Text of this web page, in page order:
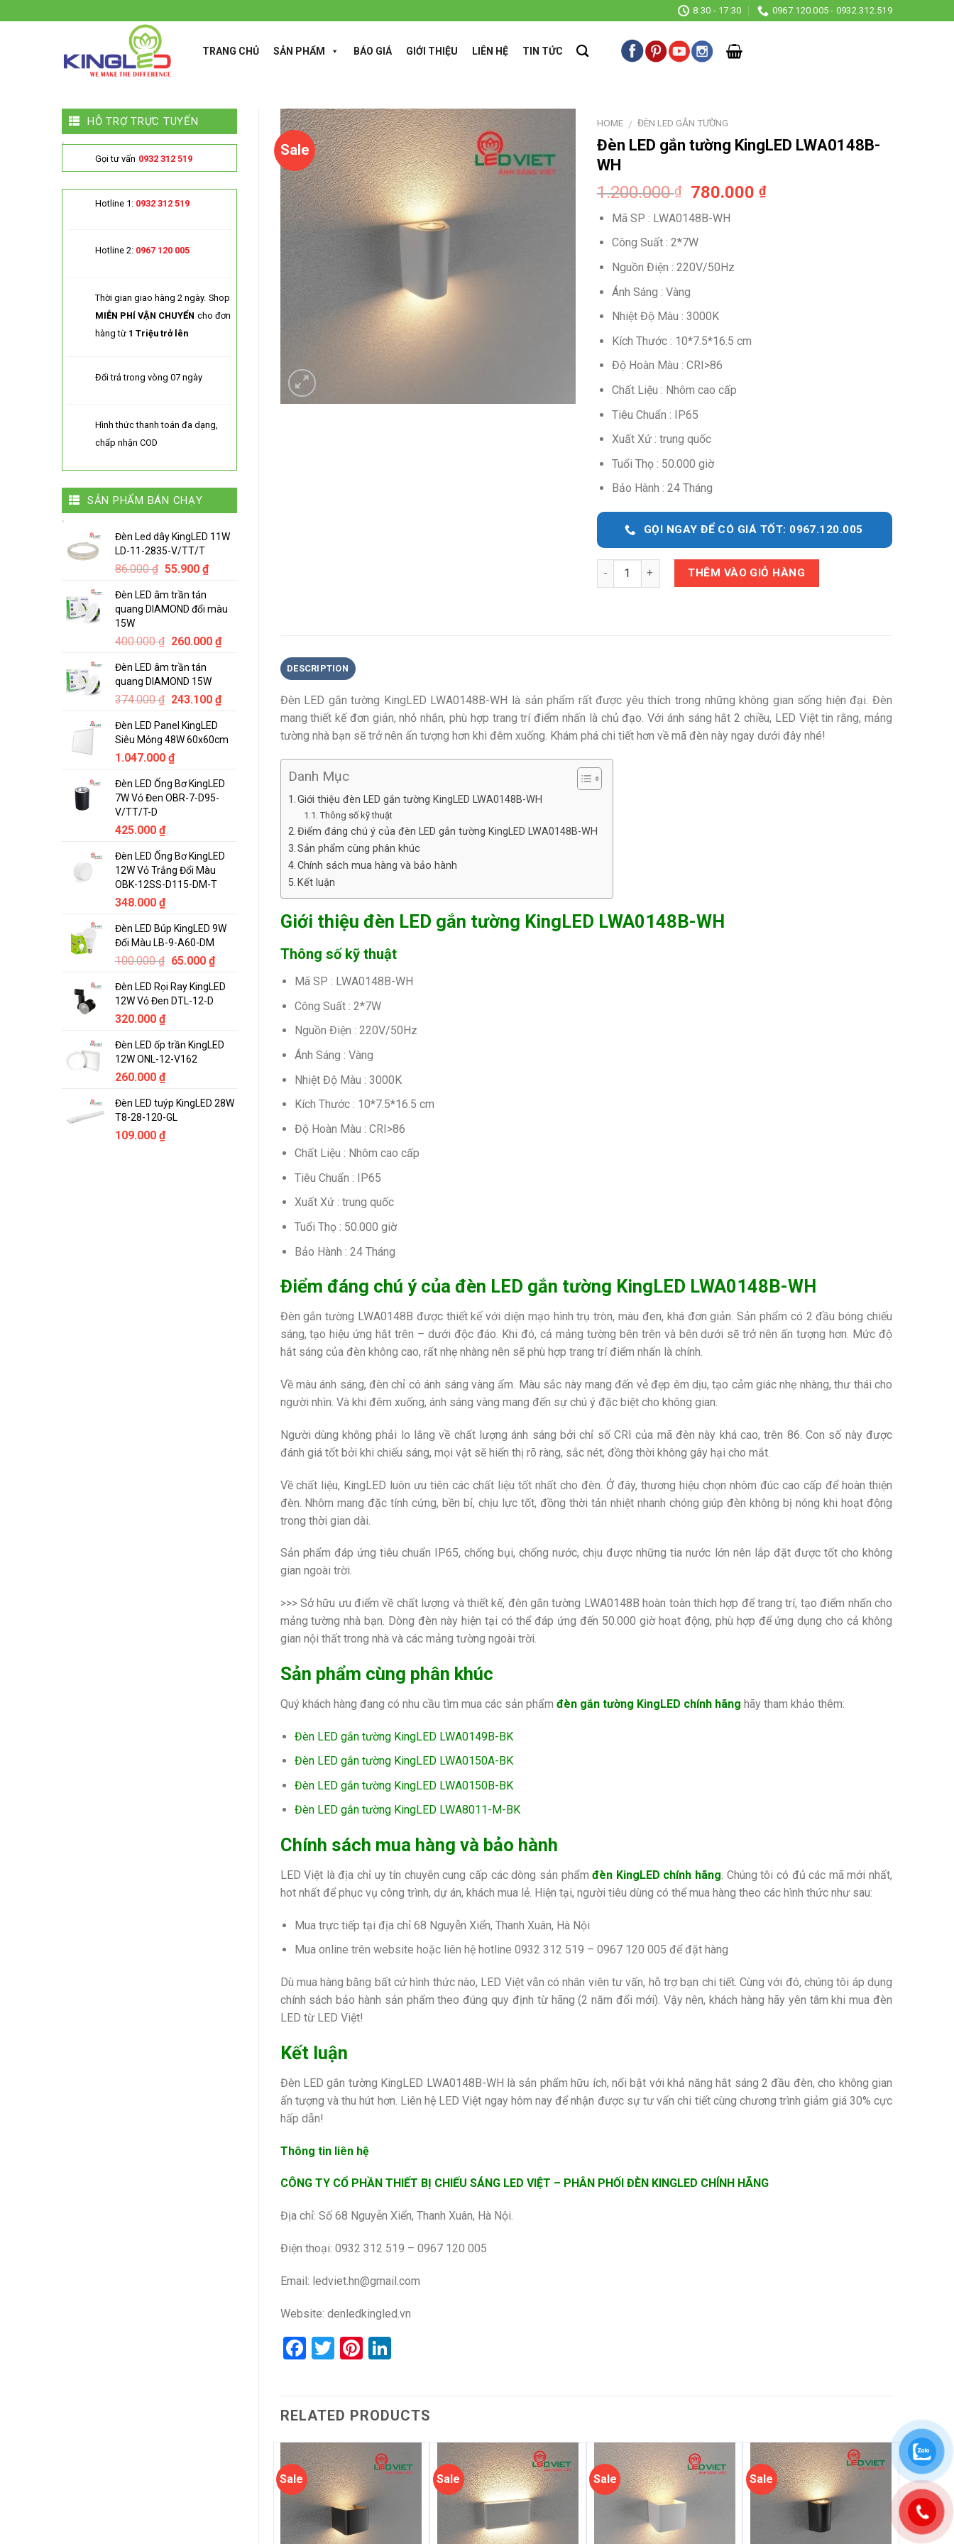
to
8:30 - 17:30 0967.120.005 - 0932.312.519
TRANG CHỦ SẢN PHẨM BÁO GIÁ GIỚI THIỆU LIÊN HỆ TIN TỨC
Sale
HOME / ĐÈN LED GẮN TƯỜNG
Đèn LED gắn tường KingLED LWA0148B-
WH
1.200.000₫
Original
price
was:
1.200.000 ₫.
780.000 ₫Current
Mã SP : LWA0148B-WH
Công Suất : 2*7W
Nguồn Điện : 220V/50Hz
Ánh Sáng : Vàng
Nhiệt Độ Màu : 3000K
Kích Thước : 10*7.5*16.5 cm
Độ Hoàn Màu : CRI>86
Chất Liệu : Nhôm cao cấp
Tiêu Chuẩn : IP65
Xuất Xứ : trung quốc
Tuổi Thọ : 50.000 giờ
Bảo Hành : 24 Tháng
GỌI NGAY ĐỂ CÓ GIÁ TỐT: 0967.120.005
Quantity THÊM VÀO GIỎ HÀNG
DESCRIPTION
Đèn LED gắn tường KingLED LWA0148B-WH là sản phẩm rất được yêu thích trong những không gian sống hiện đại. Đèn
mang thiết kế đơn giản, nhỏ nhắn, phù hợp trang trí điểm nhấn là chủ đạo. Với ánh sáng hắt 2 chiều, LED Việt tin rằng, mảng
tường nhà bạn sẽ trở nên ấn tượng hơn khi đêm xuống. Khám phá chi tiết hơn về mã đèn này ngay dưới đây nhé!
Danh Mục
Giới thiệu đèn LED gắn tường KingLED LWA0148B-WH
Thông số kỹ thuật
Điểm đáng chú ý của đèn LED gắn tường KingLED LWA0148B-WH
Sản phẩm cùng phân khúc
Chính sách mua hàng và bảo hành
Kết luận
Giới thiệu đèn LED gắn tường KingLED LWA0148B-WH
Thông số kỹ thuật
Mã SP : LWA0148B-WH
Công Suất : 2*7W
Nguồn Điện : 220V/50Hz
Ánh Sáng : Vàng
Nhiệt Độ Màu : 3000K
Kích Thước : 10*7.5*16.5 cm
Độ Hoàn Màu : CRI>86
Chất Liệu : Nhôm cao cấp
Tiêu Chuẩn : IP65
Xuất Xứ : trung quốc
Tuổi Thọ : 50.000 giờ
Bảo Hành : 24 Tháng
Điểm đáng chú ý của đèn LED gắn tường KingLED LWA0148B-WH
Đèn gắn tường LWA0148B được thiết kế với diện mạo hình trụ tròn, màu đen, khá đơn giản. Sản phẩm có 2 đầu bóng chiếu
sáng, tạo hiệu ứng hắt trên – dưới độc đáo. Khi đó, cả mảng tường bên trên và bên dưới sẽ trở nên ấn tượng hơn. Mức độ
hắt sáng của đèn không cao, rất nhẹ nhàng nên sẽ phù hợp trang trí điểm nhấn là chính.
Về màu ánh sáng, đèn chỉ có ánh sáng vàng ấm. Màu sắc này mang đến vẻ đẹp êm dịu, tạo cảm giác nhẹ nhàng, thư thái cho
người nhìn. Và khi đêm xuống, ánh sáng vàng mang đến sự chú ý đặc biệt cho không gian.
Người dùng không phải lo lắng về chất lượng ánh sáng bởi chỉ số CRI của mã đèn này khá cao, trên 86. Con số này được
đánh giá tốt bởi khi chiếu sáng, mọi vật sẽ hiển thị rõ ràng, sắc nét, đồng thời không gây hại cho mắt.
Về chất liệu, KingLED luôn ưu tiên các chất liệu tốt nhất cho đèn. Ở đây, thương hiệu chọn nhôm đúc cao cấp để hoàn thiện
đèn. Nhôm mang đặc tính cứng, bền bỉ, chịu lực tốt, đồng thời tản nhiệt nhanh chóng giúp đèn không bị nóng khi hoạt động
trong thời gian dài.
Sản phẩm đáp ứng tiêu chuẩn IP65, chống bụi, chống nước, chịu được những tia nước lớn nên lắp đặt được tốt cho không
gian ngoài trời.
>>> Sở hữu ưu điểm về chất lượng và thiết kế, đèn gắn tường LWA0148B hoàn toàn thích hợp để trang trí, tạo điểm nhấn cho
mảng tường nhà bạn. Dòng đèn này hiện tại có thể đáp ứng đến 50.000 giờ hoạt động, phù hợp để ứng dụng cho cả không
gian nội thất trong nhà và các mảng tường ngoài trời.
Sản phẩm cùng phân khúc
Quý khách hàng đang có nhu cầu tìm mua các sản phẩm đèn gắn tường KingLED chính hãng hãy tham khảo thêm:
Đèn LED gắn tường KingLED LWA0149B-BK
Đèn LED gắn tường KingLED LWA0150A-BK
Đèn LED gắn tường KingLED LWA0150B-BK
Đèn LED gắn tường KingLED LWA8011-M-BK
Chính sách mua hàng và bảo hành
LED Việt là địa chỉ uy tín chuyên cung cấp các dòng sản phẩmđèn KingLED chính hãng. Chúng tôi có đủ các mã mới nhất,
hot nhất để phục vụ công trình, dự án, khách mua lẻ. Hiện tại, người tiêu dùng có thể mua hàng theo các hình thức như sau:
Mua trực tiếp tại địa chỉ 68 Nguyễn Xiển, Thanh Xuân, Hà Nội
Mua online trên website hoặc liên hệ hotline0932 312 519 – 0967 120 005 để đặt hàng
Dù mua hàng bằng bất cứ hình thức nào, LED Việt vẫn có nhân viên tư vấn, hỗ trợ bạn chi tiết. Cùng với đó, chúng tôi áp dụng
chính sách bảo hành sản phẩm theo đúng quy định từ hãng (2 năm đổi mới). Vậy nên, khách hàng hãy yên tâm khi mua đèn
LED từ LED Việt!
Kết luận
Đèn LED gắn tường KingLED LWA0148B-WH là sản phẩm hữu ích, nổi bật với khả năng hắt sáng 2 đầu đèn, cho không gian
ấn tượng và thu hút hơn. Liên hệ LED Việt ngay hôm nay để nhận được sự tư vấn chi tiết cùng chương trình giảm giá 30% cực
hấp dẫn!
Thông tin liên hệ
CÔNG TY CỔ PHẦN THIẾT BỊ CHIẾU SÁNG LED VIỆT – PHÂN PHỐI ĐÈN KINGLED CHÍNH HÃNG
Địa chỉ: Số 68 Nguyễn Xiển, Thanh Xuân, Hà Nội.
Điện thoại: 0932 312 519 – 0967 120 005
Email: ledviet.hn@gmail.com
Website: denledkingled.vn
Facebook
TwitterPinterest
RELATED PRODUCTS
Sale Sale Sale Sale Sale
HỖ TRỢ TRỰC TUYẾN
Gọi tư vấn 0932 312 519
Hotline 1: 0932 312 519
Hotline 2: 0967 120 005
Thời gian giao hàng 2 ngày. Shop
MIỄN PHÍ VẬN CHUYỂN cho đơn
hàng từ 1 Triệu trở lên
Đổi trả trong vòng 07 ngày
Hình thức thanh toán đa dạng,
chấp nhận COD
SẢN PHẨM BÁN CHẠY
Đèn Led dây KingLED 11W
LD-11-2835-V/TT/T
86.000₫ Original
was:
86.000 ₫.
55.900 ₫Current
55.900 ₫.
Đèn LED âm trần tán
quang DIAMOND đổi màu
15W
400.000₫ Original
was:
400.000 ₫.
260.000 ₫Current
Đèn LED âm trần tán
quang DIAMOND 15W
374.000₫ Original
was:
374.000 ₫.
243.100 ₫Current
243.100 ₫.
Đèn LED Panel KingLED
Siêu Mỏng 48W 60x60cm
1.047.000 ₫
Đèn LED Ống Bơ KingLED
7W Vỏ Đen OBR-7-D95-
V/TT/T-D
425.000 ₫
Đèn LED Ống Bơ KingLED
12W Vỏ Trắng Đổi Màu
OBK-12SS-D115-DM-T
348.000 ₫
Đèn LED Búp KingLED 9W
Đổi Màu LB-9-A60-DM
100.000₫ Original
was:
100.000 ₫.
65.000 ₫Current
is:
Đèn LED Rọi Ray KingLED
12W Vỏ Đen DTL-12-D
320.000 ₫
Đèn LED ốp trần KingLED
12W ONL-12-V162
260.000 ₫
Đèn LED tuýp KingLED 28W
T8-28-120-GL
109.000 ₫